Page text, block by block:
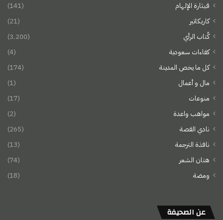
قيثارة الإلهام
(141)
كاريكاتير
(21)
كُتاب الرأي
(3٬200)
كفاءات سعودية
(4)
كل ما يخص المدينة
(174)
مال و أعمال
(1)
منوعات
(17)
مواهب واعدة
(2)
نادي القصة
(265)
نافذة الترجمة
(13)
هتان الشعر
(74)
ومضة
(18)
عن الصحيفة